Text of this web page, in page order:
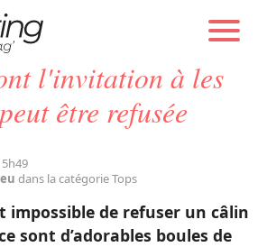
Chien
Faits Divers
TOPS
l'invitation à les
être refusée
dans la catégorie Tops
impossible de refuser un câlin
sont d’adorables boules de